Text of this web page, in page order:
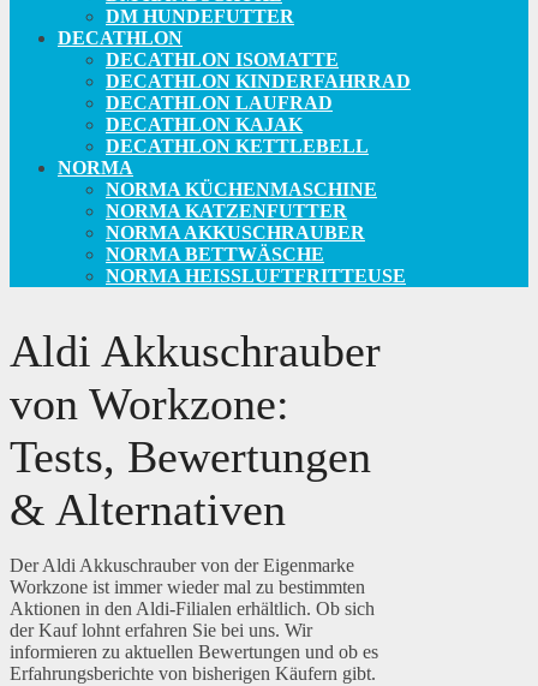
DM HUNDEFUTTER
DECATHLON
DECATHLON ISOMATTE
DECATHLON KINDERFAHRRAD
DECATHLON LAUFRAD
DECATHLON KAJAK
DECATHLON KETTLEBELL
NORMA
NORMA KÜCHENMASCHINE
NORMA KATZENFUTTER
NORMA AKKUSCHRAUBER
NORMA BETTWÄSCHE
NORMA HEISSLUFTFRITTEUSE
Aldi Akkuschrauber
von Workzone:
Tests, Bewertungen
& Alternativen
Der Aldi Akkuschrauber von der Eigenmarke
Workzone ist immer wieder mal zu bestimmten
Aktionen in den Aldi-Filialen erhältlich. Ob sich
der Kauf lohnt erfahren Sie bei uns. Wir
informieren zu aktuellen Bewertungen und ob es
Erfahrungsberichte von bisherigen Käufern gibt.